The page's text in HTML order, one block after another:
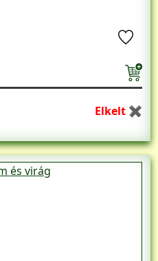
Elkelt ✖